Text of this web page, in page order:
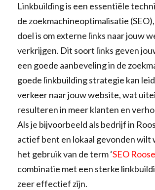
Linkbuilding is een essentiële
de zoekmachineoptimalisatie
doel is om externe links naar jouw
verkrijgen. Dit soort links geven
een goede aanbeveling in de
goede linkbuilding strategie kan
verkeer naar jouw website, wat
resulteren in meer klanten en
Als je bijvoorbeeld als bedrijf in
actief bent en lokaal gevonden wilt
het gebruik van de term ‘SEO
combinatie met een sterke
zeer effectief zijn.